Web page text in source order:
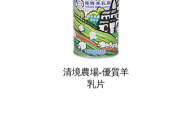
清境農場-優質羊
乳片